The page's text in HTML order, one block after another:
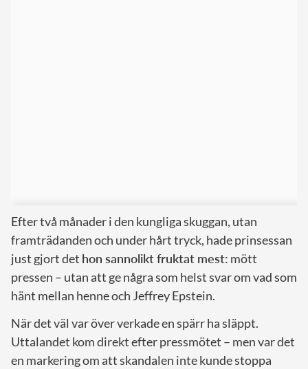
Efter två månader i den kungliga skuggan, utan
framträdanden och under hårt tryck, hade prinsessan
just gjort det hon sannolikt fruktat mest: mött
pressen – utan att ge några som helst svar om vad som
hänt mellan henne och Jeffrey Epstein.
När det väl var över verkade en spärr ha släppt.
Uttalandet kom direkt efter pressmötet – men var det
en markering om att skandalen inte kunde stoppa